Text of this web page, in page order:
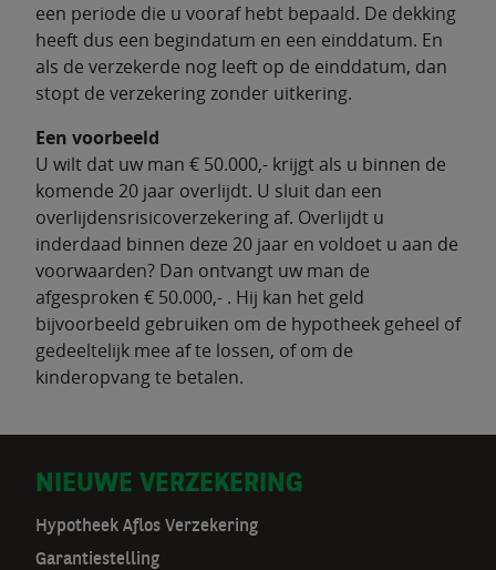
een periode die u vooraf hebt bepaald. De dekking
heeft dus een begindatum en een einddatum. En
als de verzekerde nog leeft op de einddatum, dan
stopt de verzekering zonder uitkering.
Een voorbeeld
U wilt dat uw man € 50.000,- krijgt als u binnen de
komende 20 jaar overlijdt. U sluit dan een
overlijdensrisicoverzekering af. Overlijdt u
inderdaad binnen deze 20 jaar en voldoet u aan de
voorwaarden? Dan ontvangt uw man de
afgesproken € 50.000,- . Hij kan het geld
bijvoorbeeld gebruiken om de hypotheek geheel of
gedeeltelijk mee af te lossen, of om de
kinderopvang te betalen.
D
o
NIEUWE VERZEKERING
Hypotheek Aflos Verzekering
Garantiestelling